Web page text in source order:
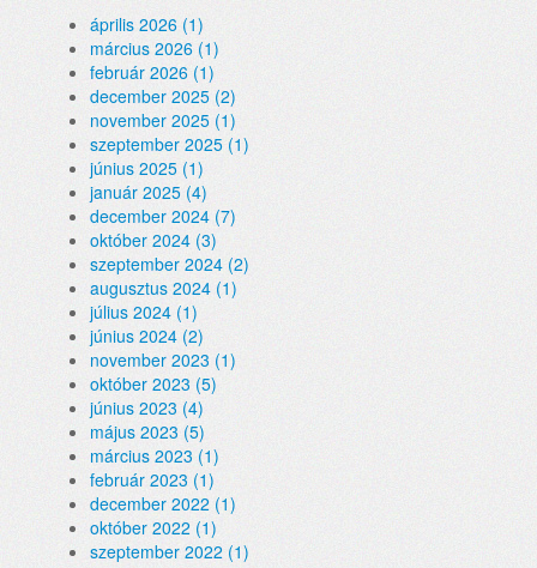
április 2026 (1)
március 2026 (1)
február 2026 (1)
december 2025 (2)
november 2025 (1)
szeptember 2025 (1)
június 2025 (1)
január 2025 (4)
december 2024 (7)
október 2024 (3)
szeptember 2024 (2)
augusztus 2024 (1)
július 2024 (1)
június 2024 (2)
november 2023 (1)
október 2023 (5)
június 2023 (4)
május 2023 (5)
március 2023 (1)
február 2023 (1)
december 2022 (1)
október 2022 (1)
szeptember 2022 (1)